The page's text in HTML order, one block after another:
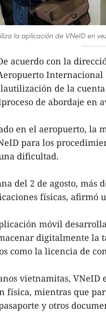
la aplicación de VNeID en
acuerdo con la
de la
de abordaje en
en el aeropuerto, la
para los
dificultad.
del 2 de agosto, más
físicas, afirmó
móvil
digitalmente la
como la licencia de
vietnamitas, VNeID
física, mientras que
y otros